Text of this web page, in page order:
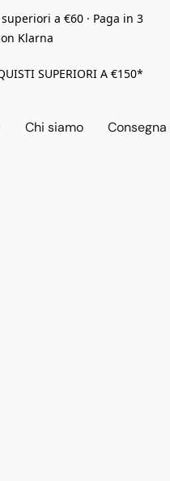
a €60 · Paga in 3
Klarna
SUPERIORI A €150*
Chi siamo Consegna